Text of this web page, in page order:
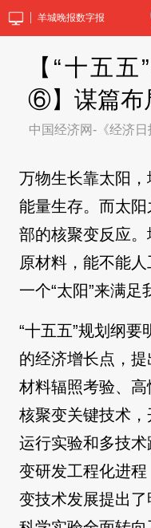
羊城晚报数字报
【“十五
⑥】谋篇布
中国经济网-《经济日
万物生长靠太阳
能量生存。而太
部的核聚变反应
原材料，能不能
一个“太阳”来满足
“十五五”规划纲
的经济增长点，提
材料辐照考验、
核聚变关键技术
运行实验和多技
变研发工程化进程
变技术发展提出